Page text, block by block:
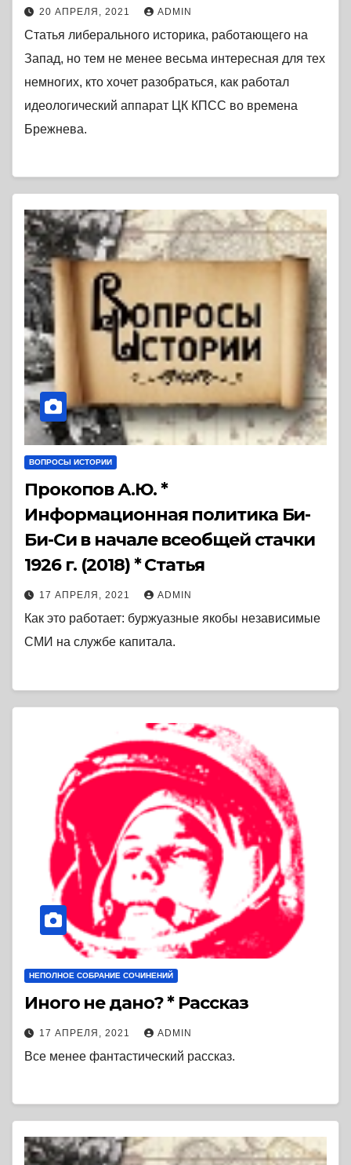
20 АПРЕЛЯ, 2021 ADMIN
Статья либерального историка, работающего на
Запад, но тем не менее весьма интересная для тех
немногих, кто хочет разобраться, как работал
идеологический аппарат ЦК КПСС во времена
Брежнева.
ВОПРОСЫ ИСТОРИИ
Прокопов А.Ю. *
Информационная политика Би-
Би-Си в начале всеобщей стачки
1926 г. (2018) * Статья
17 АПРЕЛЯ, 2021 ADMIN
Как это работает: буржуазные якобы независимые
СМИ на службе капитала.
НЕПОЛНОЕ СОБРАНИЕ СОЧИНЕНИЙ
Иного не дано? * Рассказ
17 АПРЕЛЯ, 2021 ADMIN
Все менее фантастический рассказ.